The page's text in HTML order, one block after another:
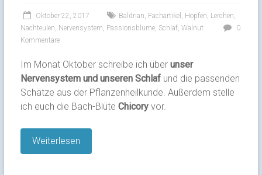
Oktober 22, 2017 Baldrian Fachartikel Hopfen Lerchen
Nachteulen Nervensystem Passionsblume, Schlaf, Walnut
0
Kommentare
Im Monat Oktober schreibe ich über unser
Nervensystem und unseren Schlafund die passenden
Schätze aus der Pflanzenheilkunde. Außerdem stelle
ich euch die Bach-Blüte Chicoryvor.
Weiterlesen